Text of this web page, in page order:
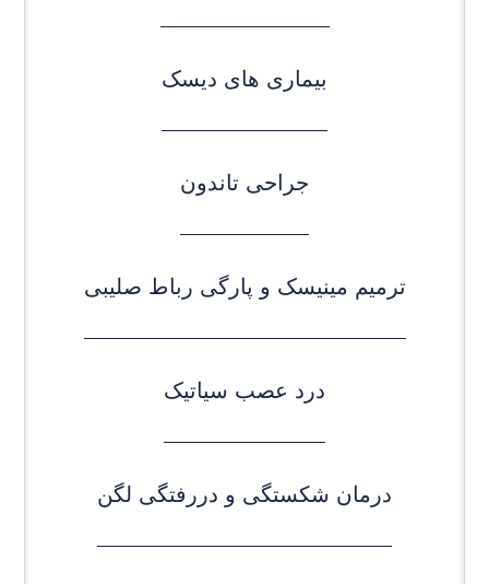
بیماری های دیسک
جراحی تاندون
ترمیم مینیسک و پارگی رباط صلیبی
درد عصب سیاتیک
درمان شکستگی و دررفتگی لگن